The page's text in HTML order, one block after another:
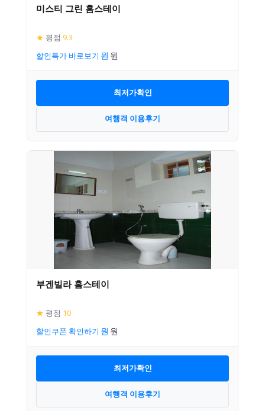
미스티 그린 홈스테이
★ 평점 9.3
할인특가 바로보기
최저가확인
여행객 이용후기
부겐빌라 홈스테이
★ 평점 10
할인쿠폰 확인하기
최저가확인
여행객 이용후기